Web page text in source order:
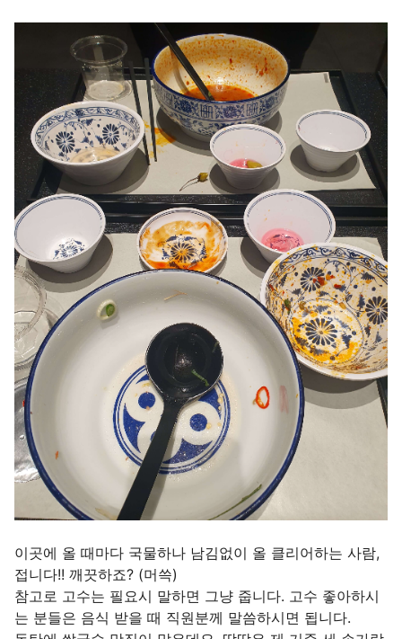
이곳에 올 때마다 국물하나 남김없이 올 클리어하는 사람,
접니다!! 깨끗하죠? (머쓱)
참고로 고수는 필요시 말하면 그냥 줍니다. 고수 좋아하시
는 분들은 음식 받을 때 직원분께 말씀하시면 됩니다.